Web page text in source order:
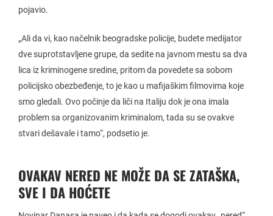
pojavio.
„Ali da vi, kao načelnik beogradske policije, budete medijator
dve suprotstavljene grupe, da sedite na javnom mestu sa dva
lica iz kriminogene sredine, pritom da povedete sa sobom
policijsko obezbeđenje, to je kao u mafijaškim filmovima koje
smo gledali. Ovo počinje da liči na Italiju dok je ona imala
problem sa organizovanim kriminalom, tada su se ovakve
stvari dešavale i tamo“, podsetio je.
OVAKAV NERED NE MOŽE DA SE ZATAŠKA,
SVE I DA HOĆETE